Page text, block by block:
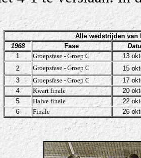
Alle wedstrijden van
1968
Fase
1
Groepsfase - Groep C
13
2
Groepsfase - Groep C
15
3
Groepsfase - Groep C
17
4
Kwart finale
20
5
Halve finale
22
6
Finale 26